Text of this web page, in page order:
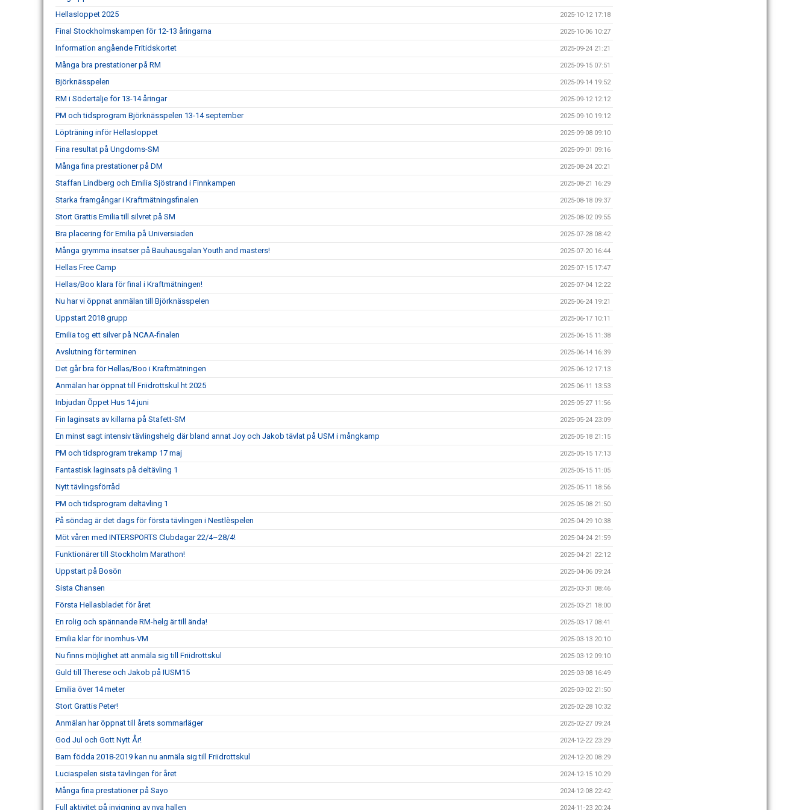
Hellasloppet 2025 2025-10-12 17:18
Final Stockholmskampen för 12-13 åringarna 2025-10-06 10:27
Information angående Fritidskortet 2025-09-24 21:21
Många bra prestationer på RM 2025-09-15 07:51
Björknässpelen 2025-09-14 19:52
RM i Södertälje för 13-14 åringar 2025-09-12 12:12
PM och tidsprogram Björknässpelen 13-14 september 2025-09-10 19:12
Löpträning inför Hellasloppet 2025-09-08 09:10
Fina resultat på Ungdoms-SM 2025-09-01 09:16
Många fina prestationer på DM 2025-08-24 20:21
Staffan Lindberg och Emilia Sjöstrand i Finnkampen 2025-08-21 16:29
Starka framgångar i Kraftmätningsfinalen 2025-08-18 09:37
Stort Grattis Emilia till silvret på SM 2025-08-02 09:55
Bra placering för Emilia på Universiaden 2025-07-28 08:42
Många grymma insatser på Bauhausgalan Youth and masters! 2025-07-20 16:44
Hellas Free Camp 2025-07-15 17:47
Hellas/Boo klara för final i Kraftmätningen! 2025-07-04 12:22
Nu har vi öppnat anmälan till Björknässpelen 2025-06-24 19:21
Uppstart 2018 grupp 2025-06-17 10:11
Emilia tog ett silver på NCAA-finalen 2025-06-15 11:38
Avslutning för terminen 2025-06-14 16:39
Det går bra för Hellas/Boo i Kraftmätningen 2025-06-12 17:13
Anmälan har öppnat till Friidrottskul ht 2025 2025-06-11 13:53
Inbjudan Öppet Hus 14 juni 2025-05-27 11:56
Fin laginsats av killarna på Stafett-SM 2025-05-24 23:09
En minst sagt intensiv tävlingshelg där bland annat Joy och Jakob tävlat på USM i mångkamp 2025-05-18 21:15
PM och tidsprogram trekamp 17 maj 2025-05-15 17:13
Fantastisk laginsats på deltävling 1 2025-05-15 11:05
Nytt tävlingsförråd 2025-05-11 18:56
PM och tidsprogram deltävling 1 2025-05-08 21:50
På söndag är det dags för första tävlingen i Nestlèspelen 2025-04-29 10:38
Möt våren med INTERSPORTS Clubdagar 22/4–28/4! 2025-04-24 21:59
Funktionärer till Stockholm Marathon! 2025-04-21 22:12
Uppstart på Bosön 2025-04-06 09:24
Sista Chansen 2025-03-31 08:46
Första Hellasbladet för året 2025-03-21 18:00
En rolig och spännande RM-helg är till ända! 2025-03-17 08:41
Emilia klar för inomhus-VM 2025-03-13 20:10
Nu finns möjlighet att anmäla sig till Friidrottskul 2025-03-12 09:10
Guld till Therese och Jakob på IUSM15 2025-03-08 16:49
Emilia över 14 meter 2025-03-02 21:50
Stort Grattis Peter! 2025-02-28 10:32
Anmälan har öppnat till årets sommarläger 2025-02-27 09:24
God Jul och Gott Nytt År! 2024-12-22 23:29
Barn födda 2018-2019 kan nu anmäla sig till Friidrottskul 2024-12-20 08:29
Luciaspelen sista tävlingen för året 2024-12-15 10:29
Många fina prestationer på Sayo 2024-12-08 22:42
Full aktivitet på invigning av nya hallen 2024-11-23 20:24